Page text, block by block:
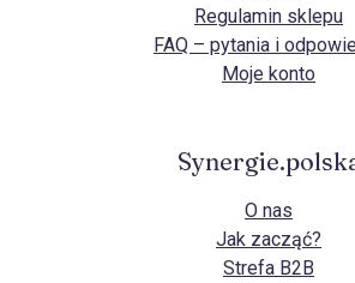
Regulamin sklepu
FAQ – pytania i
Moje konto
O nas
Jak zacząć?
Strefa B2B